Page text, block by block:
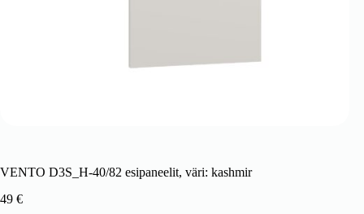
VENTO D3S_H-40/82 esipaneelit, väri: kashmir
49 €